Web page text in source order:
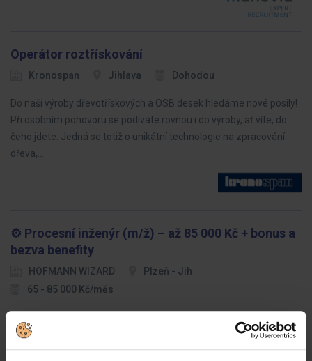
Operátor roztřískování
Kronospan Jihlava Dohodou
Do naší výroby dřevotřískových a OSB desek hledáme nové posily!
Při osobním pohovoru se podíváte rovnou i do výroby, ať víte, do
čeho jdete. Jedná se totiž o unikátní technologie na zpracování
dřeva,…
⚙️ Procesní inženýr (m/ž) – až 85 000 Kč + bonus a
bezva benefity
HOFMANN WIZARD
Plzeň - Jih
65 - 85 000 Kč/měs
přehled o výrobním prostředí, nebojí se řešit problémy a rád zavádí
zlepšení, která mají reálný dopad. Pokud máte praxi z výroby a